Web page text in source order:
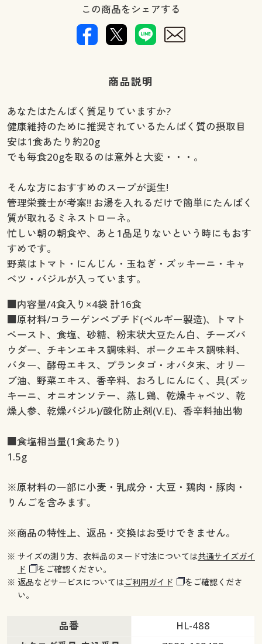
この商品をシェアする
商品説明
あなたはたんぱく質足りていますか?
健康維持のために推奨されているたんぱく質の摂取目
安は1食あたり約20g
でも毎食20gを取るのは意外と大変・・・。
そんな方におすすめのスープが誕生!
管理栄養士が考案!! お湯を入れるだけで簡単にたんぱく
質が取れるミネストローネ。
忙しい朝の朝食や、あと1品足りないという時にもおす
すめです。
野菜はトマト・にんじん・玉ねぎ・ズッキーニ・キャ
ベツ・バジルが入っています。
■内容量/4食入り×4袋 計16食
■原材料/コラーゲンペプチド(ベルギー製造)、トマト
ペースト、食塩、砂糖、粉末状大豆たん白、チーズパ
ウダー、チキンエキス調味料、ポークエキス調味料、
バター、酵母エキス、プランタゴ・オバタ末、オリー
ブ油、野菜エキス、香辛料、おろしにんにく、具(ズッ
キーニ、オニオンソテー、蒸し鶏、乾燥キャベツ、乾
燥人参、乾燥バジル)/酸化防止剤(V.E)、香辛料抽出物
■食塩相当量(1食あたり)
1.5g
※原材料の一部に小麦・乳成分・大豆・鶏肉・豚肉・
りんごを含みます。
※商品の特性上、返品・交換はお受けできません。
※ サイズの測り方、衣料品のヌード寸法については共通サイズガイ
ド
をご確認ください。
※ 返品などサービスについてはご利用ガイド
をご確認くださ
い。
品番
HL-488